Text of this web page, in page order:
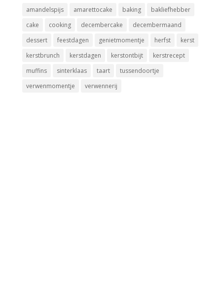
amandelspijs amarettocake baking
bakliefhebber
cake
cooking decembercake
decembermaand
dessert
feestdagen genietmomentje herfst
kerst
kerstbrunch
kerstdagen kerstontbijt
kerstrecept
muffins
sinterklaas taart
tussendoortje
verwenmomentje
verwennerij